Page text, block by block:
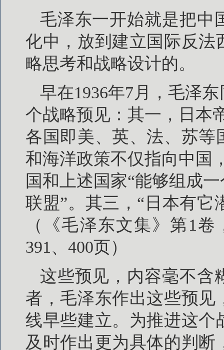
毛泽东一开始就是把中
化中，放到建立国际反法
略思考和战略设计的。
早在1936年7月，毛泽
个战略预见：其一，日本
各国即美、英、法、苏
和海洋政策不仅指向中国
国和上述国家“能够组成
联盟”。其三，“日本有它
（《毛泽东文集》第1
391、400页）
这些预见，内容毫不含
者，毛泽东作出这些预
线早些建立。为推进这个
及时作出更为具体的判